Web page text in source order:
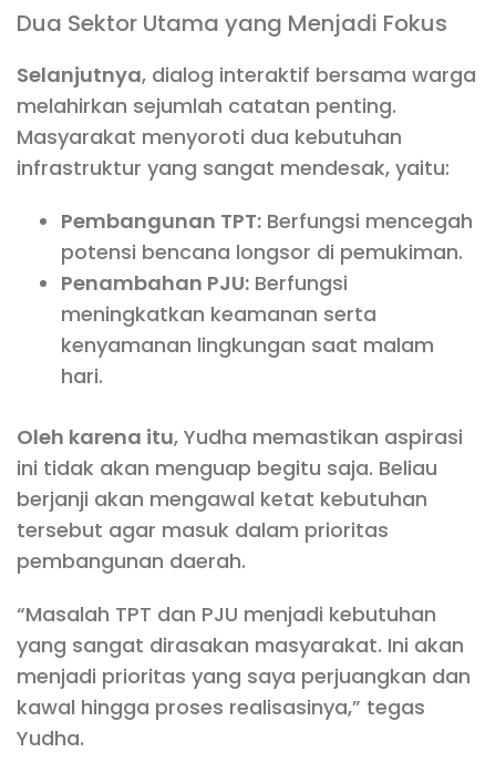
Dua Sektor Utama yang Menjadi Fokus
Selanjutnya, dialog interaktif bersama warga
melahirkan sejumlah catatan penting.
Masyarakat menyoroti dua kebutuhan
infrastruktur yang sangat mendesak, yaitu:
Pembangunan TPT: Berfungsi mencegah
potensi bencana longsor di pemukiman.
Penambahan PJU: Berfungsi
meningkatkan keamanan serta
kenyamanan lingkungan saat malam
hari.
Oleh karena itu, Yudha memastikan aspirasi
ini tidak akan menguap begitu saja. Beliau
berjanji akan mengawal ketat kebutuhan
tersebut agar masuk dalam prioritas
pembangunan daerah.
“Masalah TPT dan PJU menjadi kebutuhan
yang sangat dirasakan masyarakat. Ini akan
menjadi prioritas yang saya perjuangkan dan
kawal hingga proses realisasinya,” tegas
Yudha.